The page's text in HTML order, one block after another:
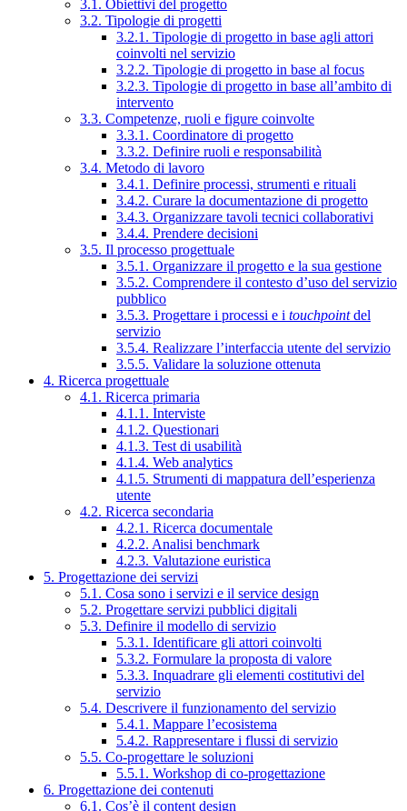
3.1. Obiettivi del progetto
3.2. Tipologie di progetti
3.2.1. Tipologie di progetto in base agli attori
coinvolti nel servizio
3.2.2. Tipologie di progetto in base al focus
3.2.3. Tipologie di progetto in base all’ambito di
intervento
3.3. Competenze, ruoli e figure coinvolte
3.3.1. Coordinatore di progetto
3.3.2. Definire ruoli e responsabilità
3.4. Metodo di lavoro
3.4.1. Definire processi, strumenti e rituali
3.4.2. Curare la documentazione di progetto
3.4.3. Organizzare tavoli tecnici collaborativi
3.4.4. Prendere decisioni
3.5. Il processo progettuale
3.5.1. Organizzare il progetto e la sua gestione
3.5.2. Comprendere il contesto d’uso del servizio
pubblico
3.5.3. Progettare i processi e i touchpointdel
servizio
3.5.4. Realizzare l’interfaccia utente del servizio
3.5.5. Validare la soluzione ottenuta
4. Ricerca progettuale
4.1. Ricerca primaria
4.1.1. Interviste
4.1.2. Questionari
4.1.3. Test di usabilità
4.1.4. Web analytics
4.1.5. Strumenti di mappatura dell’esperienza
utente
4.2. Ricerca secondaria
4.2.1. Ricerca documentale
4.2.2. Analisi benchmark
4.2.3. Valutazione euristica
5. Progettazione dei servizi
5.1. Cosa sono i servizi e il service design
5.2. Progettare servizi pubblici digitali
5.3. Definire il modello di servizio
5.3.1. Identificare gli attori coinvolti
5.3.2. Formulare la proposta di valore
5.3.3. Inquadrare gli elementi costitutivi del
servizio
5.4. Descrivere il funzionamento del servizio
5.4.1. Mappare l’ecosistema
5.4.2. Rappresentare i flussi di servizio
5.5. Co-progettare le soluzioni
5.5.1. Workshop di co-progettazione
6. Progettazione dei contenuti
6.1. Cos’è il content design